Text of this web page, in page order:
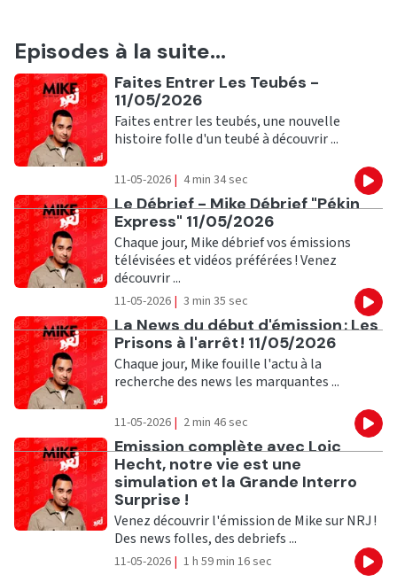
Episodes à la suite...
Ecouter
Faites Entrer Les Teubés -
11/05/2026
Faites entrer les teubés, une nouvelle
histoire folle d'un teubé à découvrir ...
11-05-2026 | 4 min 34 sec
Ecouter
Le Débrief - Mike Débrief "Pékin
Express" 11/05/2026
Chaque jour, Mike débrief vos émissions
télévisées et vidéos préférées ! Venez
découvrir ...
11-05-2026 | 3 min 35 sec
Ecouter
La News du début d'émission : Les
Prisons à l'arrêt ! 11/05/2026
Chaque jour, Mike fouille l'actu à la
recherche des news les marquantes ...
11-05-2026 | 2 min 46 sec
Ecouter
Emission complète avec Loic
Hecht, notre vie est une
simulation et la Grande Interro
Surprise !
Venez découvrir l'émission de Mike sur NRJ !
Des news folles, des debriefs ...
11-05-2026 | 1 h 59 min 16 sec